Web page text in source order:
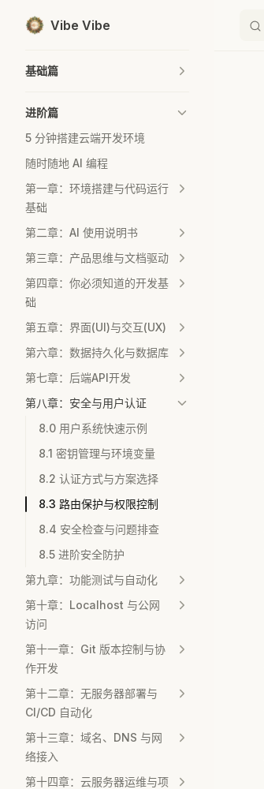
Skip to content
Vibe Vibe
基础篇
进阶篇
5 分钟搭建云端开发环境
随时随地 AI 编程
第一章：环境搭建与代码运行
基础
第二章：AI 使用说明书
第三章：产品思维与文档驱动
第四章：你必须知道的开发基
础
第五章：界面(UI)与交互(UX)
第六章：数据持久化与数据库
第七章：后端API开发
第八章：安全与用户认证
8.0 用户系统快速示例
8.1 密钥管理与环境变量
8.2 认证方式与方案选择
8.3 路由保护与权限控制
8.4 安全检查与问题排查
8.5 进阶安全防护
第九章：功能测试与自动化
第十章：Localhost 与公网
访问
第十一章：Git 版本控制与协
作开发
第十二章：无服务器部署与
CI/CD 自动化
第十三章：域名、DNS 与网
络接入
第十四章：云服务器运维与项